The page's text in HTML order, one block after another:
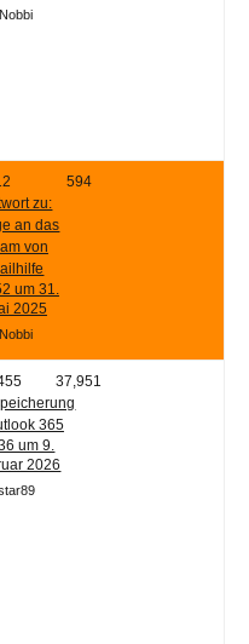
Nobbi
594
zu:
an das
von
um 31.
2025
Nobbi
37,951
365
um 9.
2026